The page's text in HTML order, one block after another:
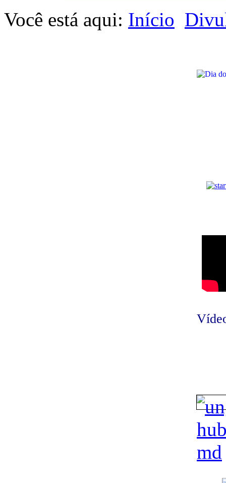
Você está aqui: Início